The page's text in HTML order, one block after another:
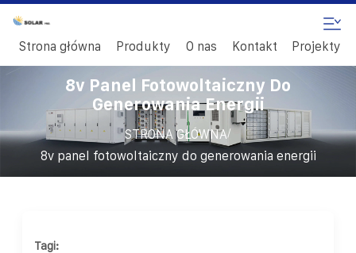
Strona główna Produkty O nas Kontakt Projekty
8v Panel Fotowoltaiczny Do
Generowania Energii
STRONA GŁÓWNA/
8v panel fotowoltaiczny do generowania energii
Tagi: